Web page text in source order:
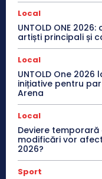
Local
UNTOLD ONE
artiști principali și
Local
UNTOLD One
inițiative pentru
Arena
Local
Deviere temporară
modificări vor
2026?
Sport